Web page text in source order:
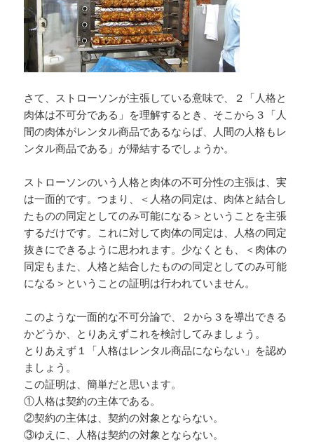
さて、ストローソンが主張している意味で、２「人格と
肉体は不可分である」を理解するとき、そこから３「人
間の肉体がレンタル商品であるならば、人間の人格もレ
ンタル商品である」が帰結するでしょうか。
ストローソンのいう人格と肉体の不可分性の主張は、実
は一面的です。つまり、＜人格の同定は、肉体と結合し
たものの同定としてのみ可能になる＞ということを主張
するだけです。これに対して肉体の同定は、人格の同定
抜きにできるように思われます。少なくとも、＜肉体の
同定もまた、人格と結合したものの同定としてのみ可能
になる＞ということの証明は行われていません。
このような一面的な不可分論で、２から３を導出できる
かどうか、とりあえずこれを検討してみましょう。
とりあえず１「人格はレンタル商品にならない」を認め
ましょう。
この証明は、簡単だと思います。
①人格は契約の主体である。
②契約の主体は、契約の対象とならない。
③ゆえに、人格は契約の対象とならない。